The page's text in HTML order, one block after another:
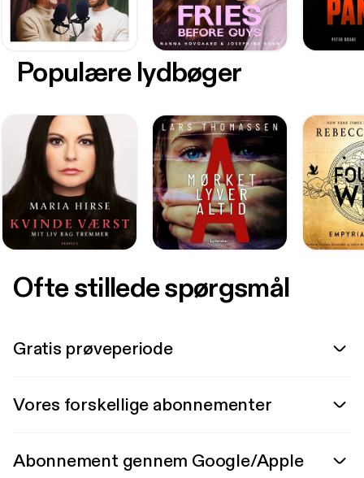
Populære lydbøger
Ofte stillede spørgsmål
Gratis prøveperiode
Vores forskellige abonnementer
Abonnement gennem Google/Apple